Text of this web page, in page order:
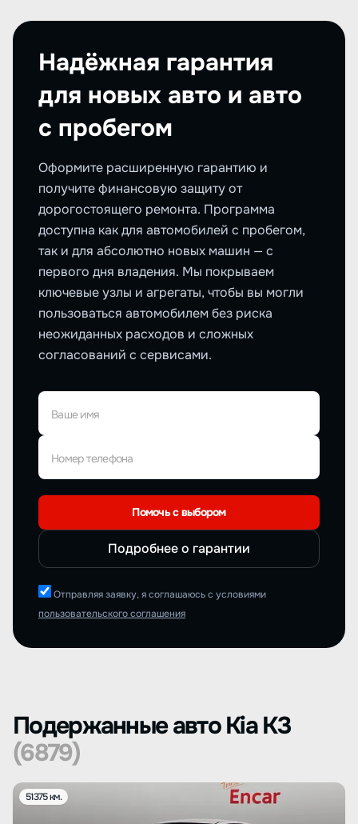
Надёжная гарантия
для новых авто и авто
с пробегом
Оформите расширенную гарантию и
получите финансовую защиту от
дорогостоящего ремонта. Программа
доступна как для автомобилей с пробегом,
так и для абсолютно новых машин — с
первого дня владения. Мы покрываем
ключевые узлы и агрегаты, чтобы вы могли
пользоваться автомобилем без риска
неожиданных расходов и сложных
согласований с сервисами.
Ваше имя
Номер телефона
Помочь с выбором
Подробнее о гарантии
Отправляя заявку, я соглашаюсь с условиями
пользовательского соглашения
Подержанные авто Kia K3
(6879)
51375 км.